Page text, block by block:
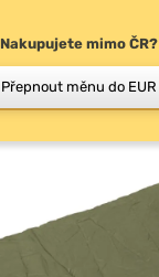
Nakupujete mimo ČR?
Přepnout měnu do EUR